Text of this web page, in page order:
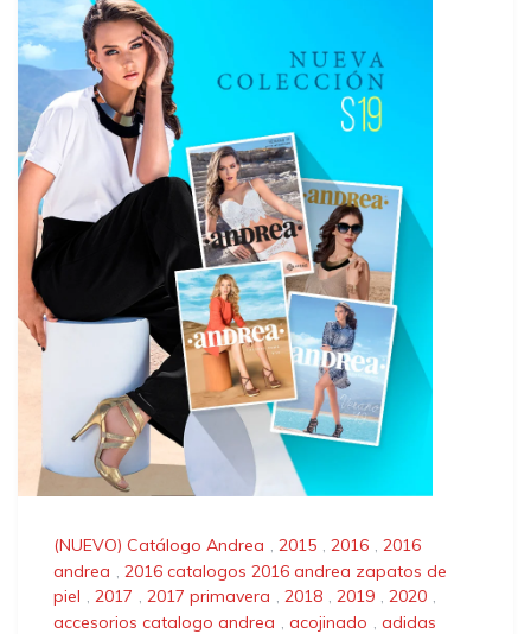
(NUEVO) Catálogo Andrea , 2015 , 2016 , 2016
andrea , 2016 catalogos 2016 andrea zapatos de
piel , 2017 , 2017 primavera , 2018 , 2019 , 2020 ,
accesorios catalogo andrea , acojinado , adidas